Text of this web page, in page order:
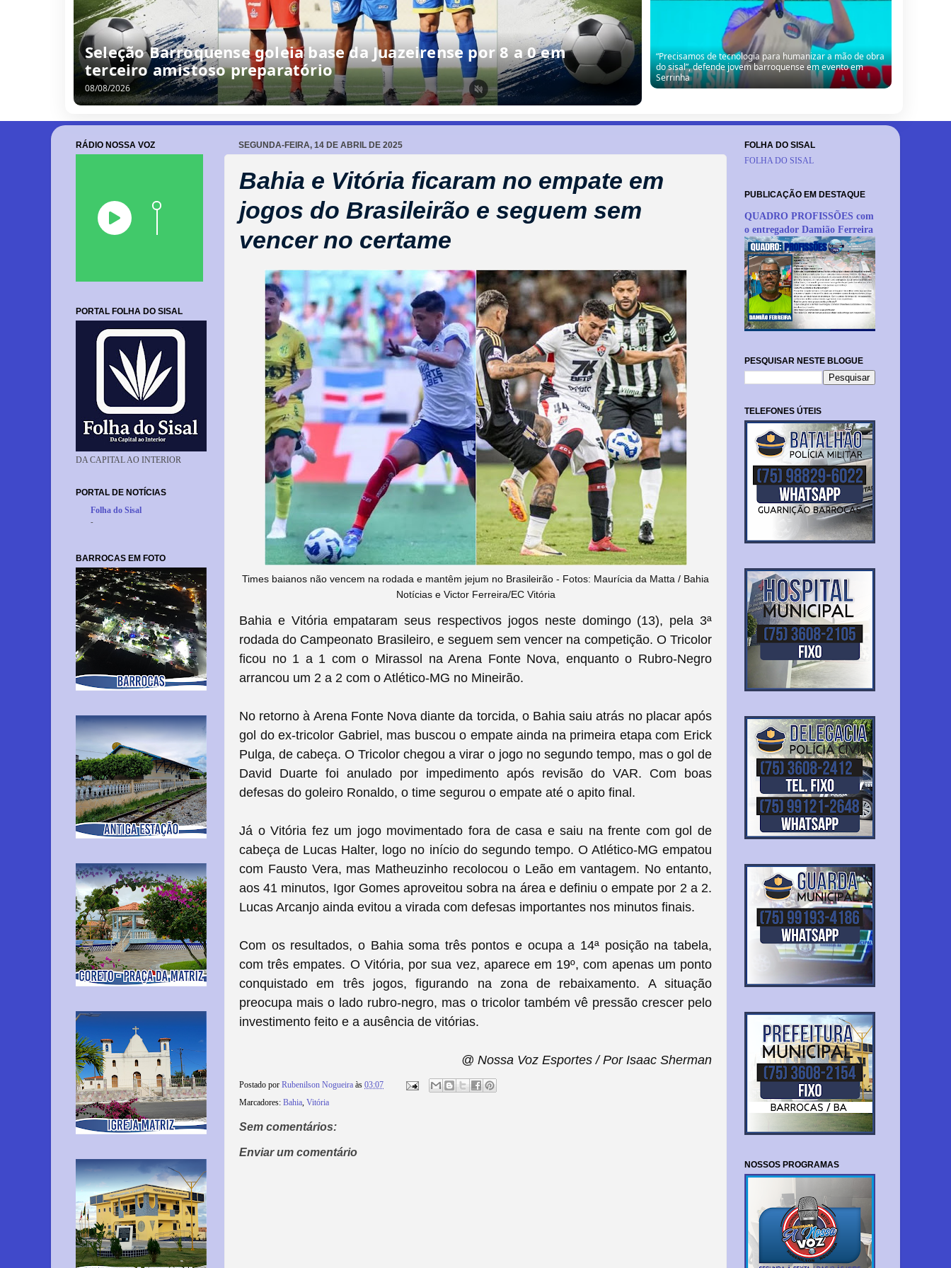
0
8
/
2
0
2
6
Seleção Barroquense goleia base da Juazeirense por 8 a 0
em terceiro amistoso preparatório
SEGUNDA-FEIRA, 14 DE ABRIL DE 2025
Bahia e Vitória ficaram no empate em
jogos do Brasileirão e seguem sem
vencer no certame
Times baianos não vencem na rodada e mantêm jejum no Brasileirão - Fotos: Maurícia da Matta / Bahia
Notícias e Victor Ferreira/EC Vitória
Bahia e Vitória empataram seus respectivos jogos neste domingo (13), pela 3ª
rodada do Campeonato Brasileiro, e seguem sem vencer na competição. O Tricolor
ficou no 1 a 1 com o Mirassol na Arena Fonte Nova, enquanto o Rubro-Negro
arrancou um 2 a 2 com o Atlético-MG no Mineirão.
No retorno à Arena Fonte Nova diante da torcida, o Bahia saiu atrás no placar após
gol do ex-tricolor Gabriel, mas buscou o empate ainda na primeira etapa com Erick
Pulga, de cabeça. O Tricolor chegou a virar o jogo no segundo tempo, mas o gol de
David Duarte foi anulado por impedimento após revisão do VAR. Com boas
defesas do goleiro Ronaldo, o time segurou o empate até o apito final.
Já o Vitória fez um jogo movimentado fora de casa e saiu na frente com gol de
cabeça de Lucas Halter, logo no início do segundo tempo. O Atlético-MG empatou
com Fausto Vera, mas Matheuzinho recolocou o Leão em vantagem. No entanto,
aos 41 minutos, Igor Gomes aproveitou sobra na área e definiu o empate por 2 a 2.
Lucas Arcanjo ainda evitou a virada com defesas importantes nos minutos finais.
Com os resultados, o Bahia soma três pontos e ocupa a 14ª posição na tabela,
com três empates. O Vitória, por sua vez, aparece em 19º, com apenas um ponto
conquistado em três jogos, figurando na zona de rebaixamento. A situação
preocupa mais o lado rubro-negro, mas o tricolor também vê pressão crescer pelo
investimento feito e a ausência de vitórias.
@ Nossa Voz Esportes / Por Isaac Sherman
Postado por Rubenilson Nogueira às 03:07
Marcadores: Bahia, Vitória
Sem comentários:
Enviar um comentário
RÁDIO NOSSA VOZ
PORTAL FOLHA DO SISAL
DA CAPITAL AO INTERIOR
PORTAL DE NOTÍCIAS
Folha do Sisal
-
BARROCAS EM FOTO
FOLHA DO SISAL
FOLHA DO SISAL
PUBLICAÇÃO EM DESTAQUE
QUADRO PROFISSÕES com
o entregador Damião Ferreira
PESQUISAR NESTE BLOGUE
TELEFONES ÚTEIS
NOSSOS PROGRAMAS